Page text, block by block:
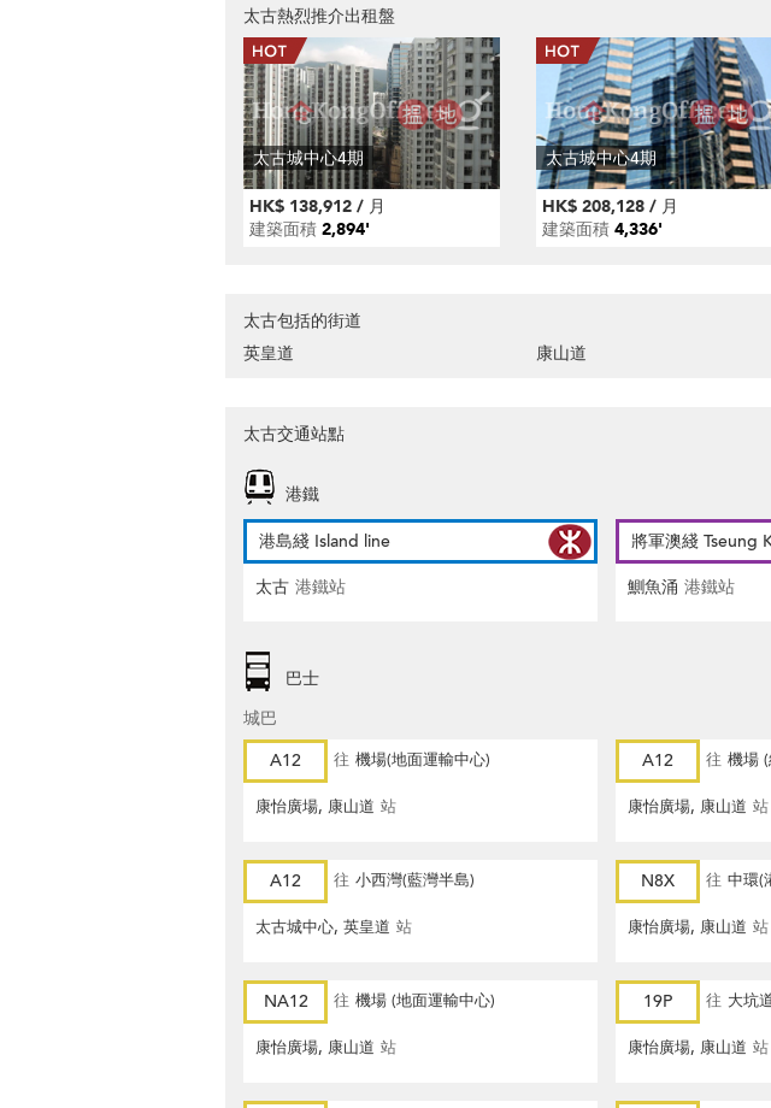
太古熱烈推介出租盤
太古城中心4期
HK$ 138,912 / 月
建築面積 2,894'
太古城中心4期
HK$ 208,128 / 月
建築面積 4,336'
太古包括的街道
英皇道
康山道
太古交通站點
港鐵
港島綫 Island line
太古 港鐵站
將軍澳綫 Tseung
鰂魚涌 港鐵站
巴士
城巴
A12
往 機場(地面運輸中心)
康怡廣場, 康山道 站
A12 往 機場
康怡廣場, 康山道 站
A12 往 小西灣(藍灣半島)
太古城中心, 英皇道 站
N8X 往 中環(
康怡廣場, 康山道 站
NA12 往 機場 (地面運輸中心)
康怡廣場, 康山道 站
19P 往 大坑
康怡廣場, 康山道 站